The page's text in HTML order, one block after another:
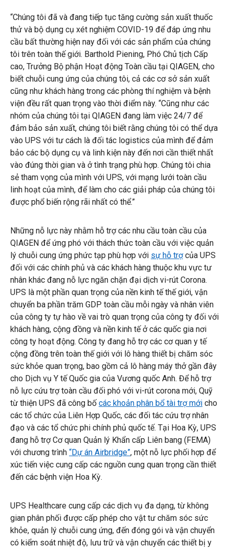
“Chúng tôi đã và đang tiếp tục tăng cường sản xuất thuốc
thử và bộ dụng cụ xét nghiệm COVID-19 để đáp ứng nhu
cầu bất thường hiện nay đối với các sản phẩm của chúng
tôi trên toàn thế giới. Barthold Piening, Phó Chủ tịch Cấp
cao, Trưởng Bộ phận Hoạt động Toàn cầu tại QIAGEN, cho
biết chuỗi cung ứng của chúng tôi, cả các cơ sở sản xuất
cũng như khách hàng trong các phòng thí nghiệm và bệnh
viện đều rất quan trọng vào thời điểm này. “Cũng như các
nhóm của chúng tôi tại QIAGEN đang làm việc 24/7 để
đảm bảo sản xuất, chúng tôi biết rằng chúng tôi có thể dựa
vào UPS với tư cách là đối tác logistics của mình để đảm
bảo các bộ dụng cụ và linh kiện này đến nơi cần thiết nhất
vào đúng thời gian và ở tình trạng phù hợp. Chúng tôi chia
sẻ tham vọng của mình với UPS, với mạng lưới toàn cầu
linh hoạt của mình, để làm cho các giải pháp của chúng tôi
được phổ biến rộng rãi nhất có thể.”
Những nỗ lực này nhằm hỗ trợ các nhu cầu toàn cầu của
QIAGEN để ứng phó với thách thức toàn cầu với việc quản
lý chuỗi cung ứng phức tạp phù hợp với sự hỗ trợcủa UPS
đối với các chính phủ và các khách hàng thuộc khu vực tư
nhân khác đang nỗ lực ngăn chặn đại dịch vi-rút Corona.
UPS là một phần quan trọng của nền kinh tế thế giới, vận
chuyển ba phần trăm GDP toàn cầu mỗi ngày và nhân viên
của công ty tự hào về vai trò quan trọng của công ty đối với
khách hàng, cộng đồng và nền kinh tế ở các quốc gia nơi
công ty hoạt động. Công ty đang hỗ trợ các cơ quan y tế
cộng đồng trên toàn thế giới với lô hàng thiết bị chăm sóc
sức khỏe quan trọng, bao gồm cả lô hàng máy thở gần đây
cho Dịch vụ Y tế Quốc gia của Vương quốc Anh. Để hỗ trợ
nỗ lực cứu trợ toàn cầu đối phó với vi-rút corona mới, Quỹ
từ thiện UPS đã công bố các khoản phân bổ tài trợ mới cho
các tổ chức của Liên Hợp Quốc, các đối tác cứu trợ nhân
đạo và các tổ chức phi chính phủ quốc tế. Tại Hoa Kỳ, UPS
đang hỗ trợ Cơ quan Quản lý Khẩn cấp Liên bang (FEMA)
với chương trình “Dự án Airbridge”, một nỗ lực phối hợp để
xúc tiến việc cung cấp các nguồn cung quan trọng cần thiết
đến các bệnh viện Hoa Kỳ.
UPS Healthcare cung cấp các dịch vụ đa dạng, từ không
gian phân phối được cấp phép cho vật tư chăm sóc sức
khỏe, quản lý chuỗi cung ứng, đến đóng gói và vận chuyển
có kiểm soát nhiệt độ, lưu trữ và vận chuyển các thiết bị y